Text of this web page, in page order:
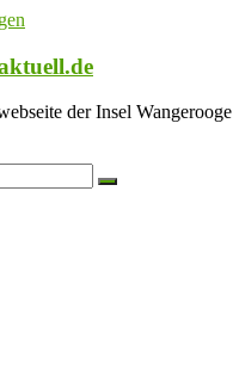
der Insel Wangerooge